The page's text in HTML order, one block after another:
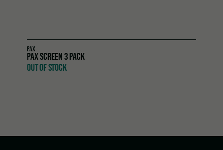
PAX
PAX SCREEN 3 PACK
OUT OF STOCK